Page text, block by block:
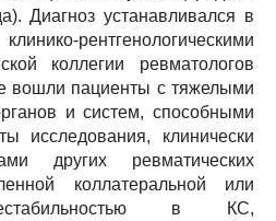
Диагноз устанавливался в
рентгенологическими
коллегии ревматологов
вошли пациенты с тяжелыми
и систем, способными
исследования, клинически
других ревматических
коллатеральной или
в КС,